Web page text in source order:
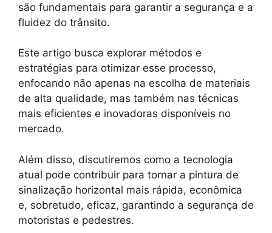
são fundamentais para garantir a segurança e a
fluidez do trânsito.
Este artigo busca explorar métodos e
estratégias para otimizar esse processo,
enfocando não apenas na escolha de materiais
de alta qualidade, mas também nas técnicas
mais eficientes e inovadoras disponíveis no
mercado.
Além disso, discutiremos como a tecnologia
atual pode contribuir para tornar a pintura de
sinalização horizontal mais rápida, econômica
e, sobretudo, eficaz, garantindo a segurança de
motoristas e pedestres.